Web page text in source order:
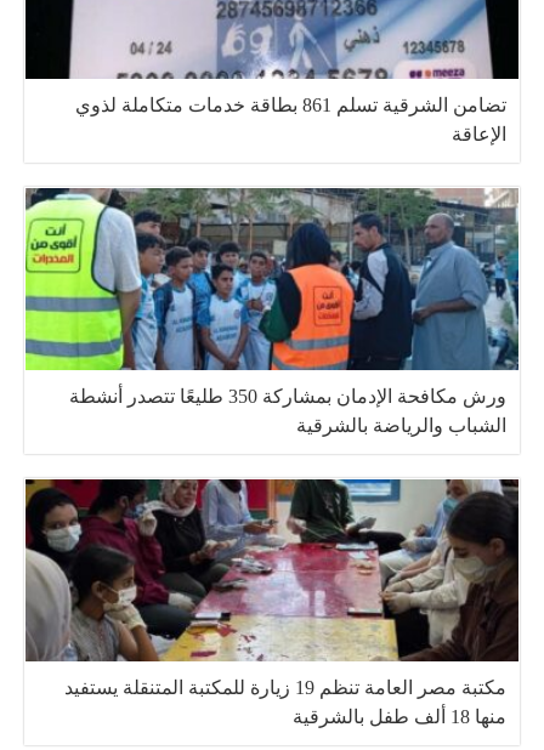
تضامن الشرقية تسلم 861 بطاقة خدمات متكاملة لذوي
الإعاقة
ورش مكافحة الإدمان بمشاركة 350 طليعًا تتصدر أنشطة
الشباب والرياضة بالشرقية
مكتبة مصر العامة تنظم 19 زيارة للمكتبة المتنقلة يستفيد
منها 18 ألف طفل بالشرقية